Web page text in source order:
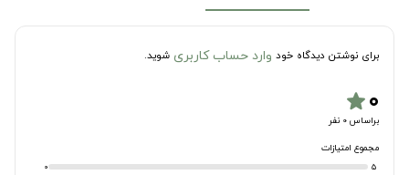
برای نوشتن دیدگاه خود وارد حساب کاربری شوید.
۰star
براساس 0 نفر
مجموع امتیازات
5
0